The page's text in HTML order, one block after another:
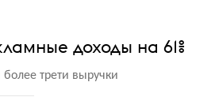
доходы на 61%
трети выручки